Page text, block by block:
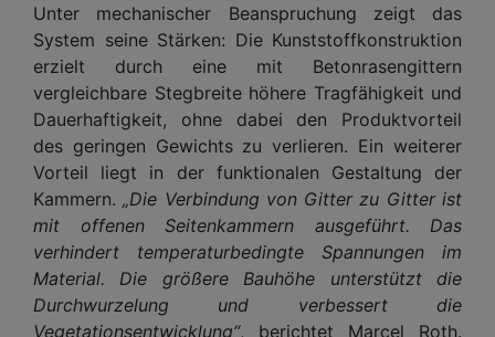
Unter mechanischer Beanspruchung zeigt das
System seine Stärken: Die Kunststoffkonstruktion
erzielt durch eine mit Betonrasengittern
vergleichbare Stegbreite höhere Tragfähigkeit und
Dauerhaftigkeit, ohne dabei den Produktvorteil
des geringen Gewichts zu verlieren. Ein weiterer
Vorteil liegt in der funktionalen Gestaltung der
Kammern.„Die Verbindung von Gitter zu Gitter ist
mit offenen Seitenkammern ausgeführt. Das
verhindert temperaturbedingte Spannungen im
Material. Die größere Bauhöhe unterstützt die
Durchwurzelung und verbessert die
Vegetationsentwicklung“, berichtet Marcel Roth.